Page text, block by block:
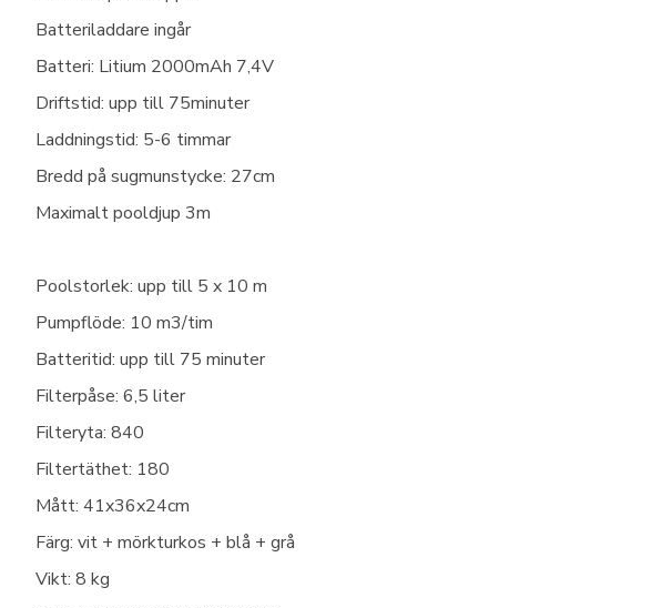
Batteriladdare ingår
Batteri: Litium 2000mAh 7,4V
Driftstid: upp till 75minuter
Laddningstid: 5-6 timmar
Bredd på sugmunstycke: 27cm
Maximalt pooldjup 3m
Poolstorlek: upp till 5 x 10 m
Pumpflöde: 10 m3/tim
Batteritid: upp till 75 minuter
Filterpåse: 6,5 liter
Filteryta: 840
Filtertäthet: 180
Mått: 41x36x24cm
Färg: vit + mörkturkos + blå + grå
Vikt: 8 kg